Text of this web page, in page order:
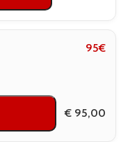
95€
€ 95,00